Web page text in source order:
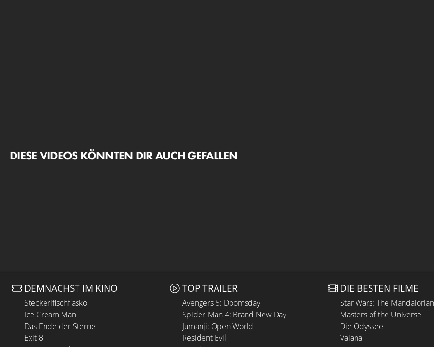
DIESE VIDEOS KÖNNTEN DIR AUCH GEFALLEN
DEMNÄCHST IM KINO
Steckerlfischfiasko
Ice Cream Man
Das Ende der Sterne
Exit 8
TOP TRAILER
Avengers 5: Doomsday
Spider-Man 4: Brand New Day
Jumanji: Open World
Resident Evil
DIE BESTEN FILME
Star Wars: The
Masters of the Universe
Die Odyssee
Vaiana